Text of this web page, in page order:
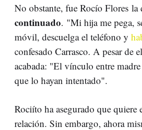
No obstante, fue Rocío Flores
continuado. "Mi hija me pega,
móvil, descuelga el teléfono y
confesado Carrasco. A pesar de
acabada: "El vínculo entre
que lo hayan intentado".
Rociíto ha asegurado que
relación. Sin embargo, ahora